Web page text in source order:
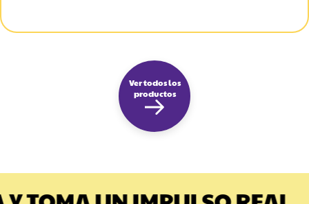
Ver todos los
productos